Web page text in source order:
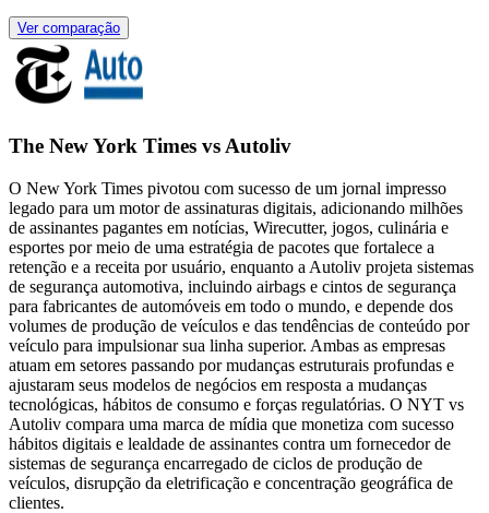
Ver comparação
The New York Times vs Autoliv
O New York Times pivotou com sucesso de um jornal impresso
legado para um motor de assinaturas digitais, adicionando milhões
de assinantes pagantes em notícias, Wirecutter, jogos, culinária e
esportes por meio de uma estratégia de pacotes que fortalece a
retenção e a receita por usuário, enquanto a Autoliv projeta sistemas
de segurança automotiva, incluindo airbags e cintos de segurança
para fabricantes de automóveis em todo o mundo, e depende dos
volumes de produção de veículos e das tendências de conteúdo por
veículo para impulsionar sua linha superior. Ambas as empresas
atuam em setores passando por mudanças estruturais profundas e
ajustaram seus modelos de negócios em resposta a mudanças
tecnológicas, hábitos de consumo e forças regulatórias. O NYT vs
Autoliv compara uma marca de mídia que monetiza com sucesso
hábitos digitais e lealdade de assinantes contra um fornecedor de
sistemas de segurança encarregado de ciclos de produção de
veículos, disrupção da eletrificação e concentração geográfica de
clientes.